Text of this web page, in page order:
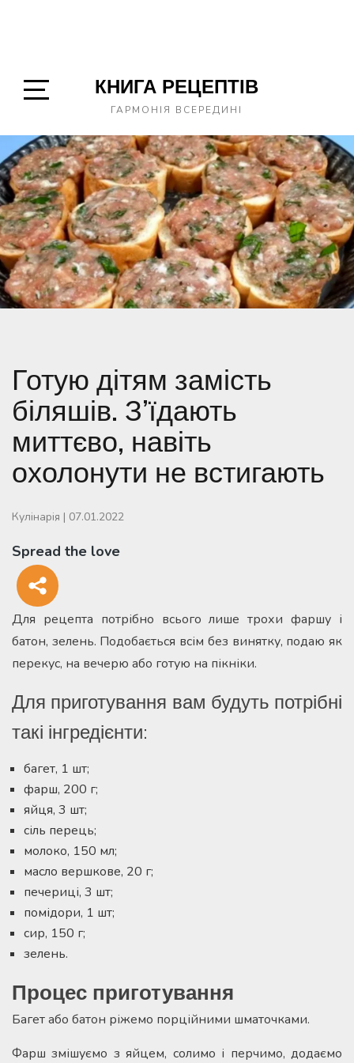
Sidebar
КНИГА РЕЦЕПТІВ
ГАРМОНІЯ ВСЕРЕДИНІ
Готую дітям замість
біляшів. З’їдають
миттєво, навіть
охолонути не встигають
Кулінарія | 07.01.2022
Spread the love
Для рецепта потрібно всього лише трохи фаршу і
батон, зелень. Подобається всім без винятку, подаю як
перекус, на вечерю або готую на пікніки.
Для приготування вам будуть потрібні
такі інгредієнти:
багет, 1 шт;
фарш, 200 г;
яйця, 3 шт;
сіль перець;
молоко, 150 мл;
масло вершкове, 20 г;
печериці, 3 шт;
помідори, 1 шт;
сир, 150 г;
зелень.
Процес приготування
Багет або батон ріжемо порційними шматочками.
Фарш змішуємо з яйцем, солимо і перчимо, додаємо